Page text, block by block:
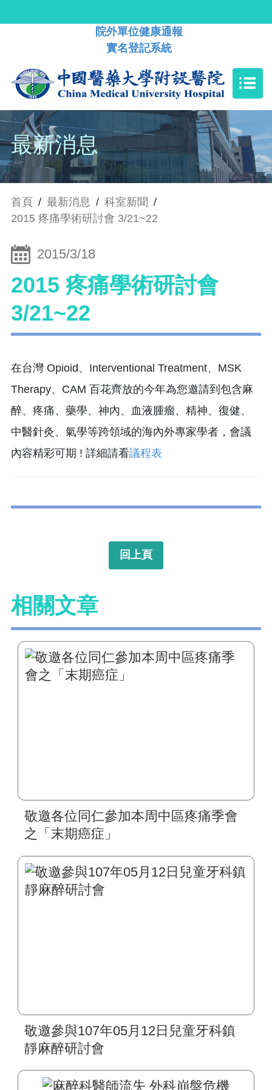
院外單位健康通報
實名登記系統
最新消息
首頁 / 最新消息 / 科室新聞 /
2015 疼痛學術研討會 3/21~22
2015/3/18
2015 疼痛學術研討會
3/21~22
在台灣 Opioid、Interventional Treatment、MSK
Therapy、CAM 百花齊放的今年為您邀請到包含麻
醉、疼痛、藥學、神內、血液腫瘤、精神、復健、
中醫針灸、氣學等跨領域的海內外專家學者，會議
內容精彩可期 ! 詳細請看議程表
回上頁
相關文章
敬邀各位同仁參加本周中區疼痛季會
之「末期癌症」
敬邀參與107年05月12日兒童牙科鎮
靜麻醉研討會